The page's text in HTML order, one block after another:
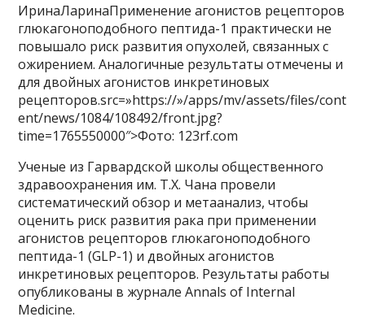
ИринаЛаринаПрименение агонистов рецепторов
глюкагоноподобного пептида-1 практически не
повышало риск развития опухолей, связанных с
ожирением. Аналогичные результаты отмечены и
для двойных агонистов инкретиновых
рецепторов.src=»https://»/apps/mv/assets/files/cont
ent/news/1084/108492/front.jpg?
time=1765550000″>Фото: 123rf.com
Ученые из Гарвардской школы общественного
здравоохранения им. Т.Х. Чана провели
систематический обзор и метаанализ, чтобы
оценить риск развития рака при применении
агонистов рецепторов глюкагоноподобного
пептида-1 (GLP-1) и двойных агонистов
инкретиновых рецепторов. Результаты работы
опубликованы в журнале Annals of Internal
Medicine.